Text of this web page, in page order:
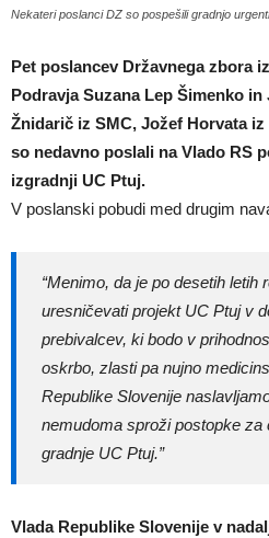
Nekateri poslanci DZ so pospešili gradnjo
Pet poslancev Državnega zbora
Podravja Suzana Lep Šimenko
Žnidarič iz SMC, Jožef Horvata
so nedavno poslali na Vlado RS
izgradnji UC Ptuj.
V poslanski pobudi med drugim
“Menimo, da je po desetih
uresničevati projekt UC Ptuj v
prebivalcev, ki bodo v
oskrbo, zlasti pa nujno
Republike Slovenije
nemudoma sproži postopke za
gradnje UC Ptuj.”
Vlada Republike Slovenije v